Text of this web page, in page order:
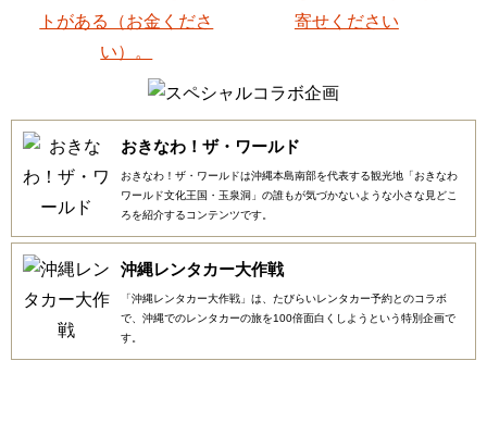
おきなわ！ザ・ワールド
おきなわ！ザ・ワールドは沖縄本島南部を代表する観光地「おきなわ
ワールド文化王国・玉泉洞」の誰もが気づかないような小さな見どこ
ろを紹介するコンテンツです。
沖縄レンタカー大作戦
「沖縄レンタカー大作戦」は、たびらいレンタカー予約とのコラボ
で、沖縄でのレンタカーの旅を100倍面白くしようという特別企画で
す。